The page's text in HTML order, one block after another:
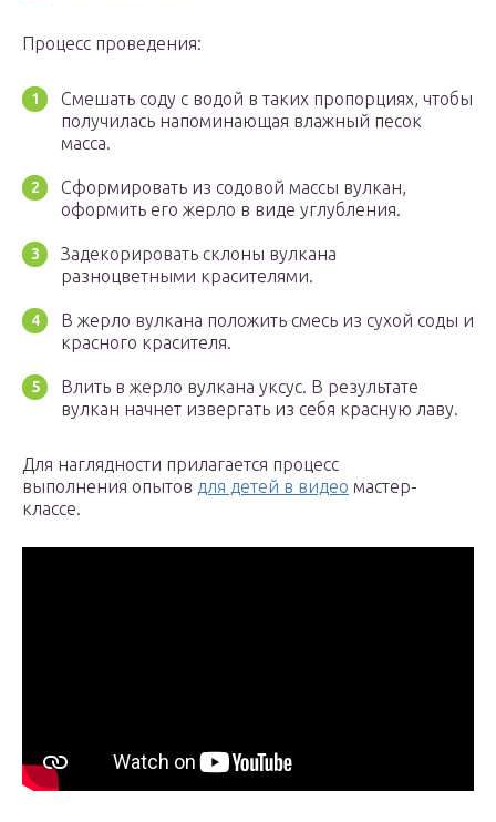
Процесс проведения:
Смешать соду с водой в таких пропорциях, чтобы
получилась напоминающая влажный песок
масса.
Сформировать из содовой массы вулкан,
оформить его жерло в виде углубления.
Задекорировать склоны вулкана
разноцветными красителями.
В жерло вулкана положить смесь из сухой соды и
красного красителя.
Влить в жерло вулкана уксус. В результате
вулкан начнет извергать из себя красную лаву.
Для наглядности прилагается процесс
выполнения опытов для детей в видео мастер-
классе.